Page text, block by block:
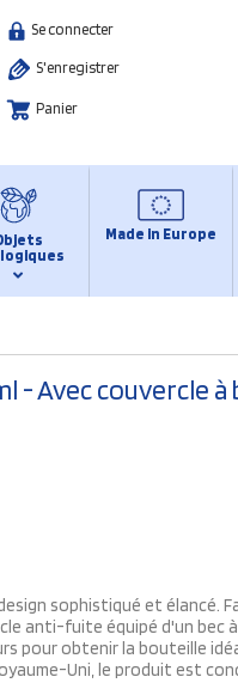
Se connecter
S'enregistrer
Panier
Made in Europe
- Avec couvercle à
sophistiqué et élancé.
anti-fuite équipé d'un bec à
pour obtenir la bouteille
Uni, le produit est